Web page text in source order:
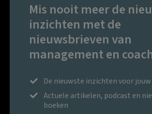
Mis nooit meer de
inzichten met de
nieuwsbrieven van
management en
De nieuwste inzichten voor
Actuele artikelen, podcast en
boeken